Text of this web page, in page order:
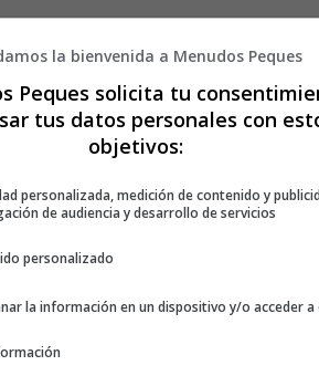
pueden ser más prominentes que
la bienvenida a Menudos Peques
Peques solicita tu
tus datos personales con
objetivos:
personalizada, medición de contenido y
de audiencia y desarrollo de servicios
personalizado
la información en un dispositivo y/o acceder a